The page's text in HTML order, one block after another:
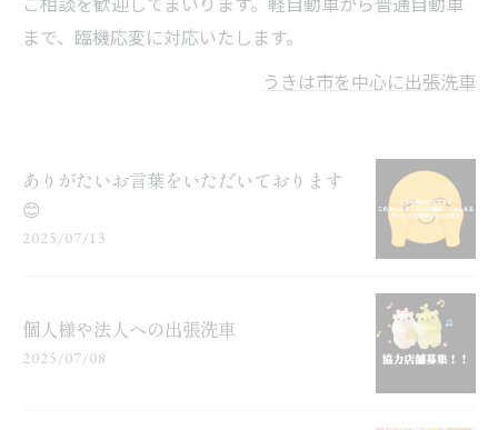
まで、臨機応変に対応いたします。
うきは市を中心に出張洗車
ありがたいお言葉をいただいております
😊
2025/07/13
個人様や法人への出張洗車
2025/07/08